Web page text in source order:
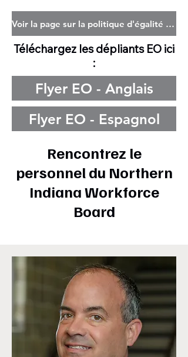
Voir la page sur la politique d'égalité des chances
Téléchargez les dépliants EO ici
:
Flyer EO - Anglais
Flyer EO - Espagnol
Rencontrez le
personnel du Northern
Indiana Workforce
Board